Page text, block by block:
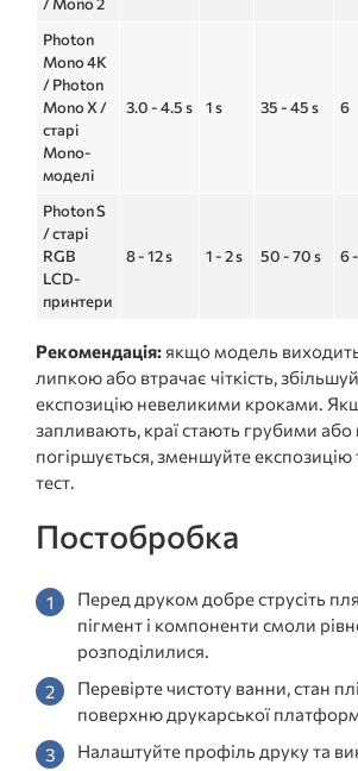
/ Mono 2
Photon
Mono 4K
/ Photon
Mono X /
старі
Mono-
моделі
3.0 - 4.5 s 1 s 35 - 45 s 6
Photon S
/ старі
RGB
LCD-
принтери
8 - 12 s 1 - 2 s 50 - 70 s 6
Рекомендація:якщо модель
липкою або втрачає чіткість,
експозицію невеликими кроками.
запливають, краї стають грубими або
погіршується, зменшуйте
тест.
Постобробка
Перед друком добре струсіть
пігмент і компоненти смоли
розподілилися.
Перевірте чистоту ванни, стан
поверхню друкарської
Налаштуйте профіль друку та